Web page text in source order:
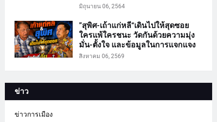
มิถุนายน 06, 2564
”สุพิศ-เถ้าแก่หลี“เดินไปให้สุดซอย
ใครแพ้ใครชนะ วัดกันด้วยความมุ่ง
มั่น-ตั้งใจ และข้อมูลในการแจกแจง
สิงหาคม 06, 2569
ข่าว
ข่าวการเมือง